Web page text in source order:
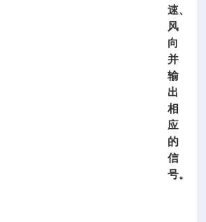
速、
风
向
并
输
出
相
应
的
信
号。